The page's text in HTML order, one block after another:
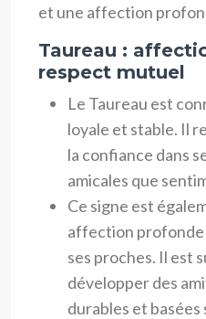
et une affection
Taureau :
respect mutuel
Le Taureau est
loyale et stable. Il
la confiance dans
amicales que
Ce signe est
affection
ses proches. Il est
développer des
durables et